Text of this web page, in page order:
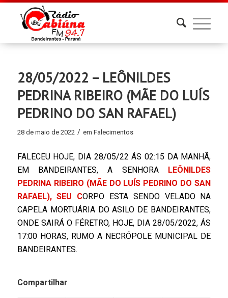
28/05/2022 – LEÔNILDES
PEDRINA RIBEIRO (MÃE DO LUÍS
PEDRINO DO SAN RAFAEL)
28 de maio de 2022 / em Falecimentos
FALECEU HOJE, DIA 28/05/22 ÁS 02:15 DA MANHÃ,
EM BANDEIRANTES, A SENHORA LEÔNILDES
PEDRINA RIBEIRO (MÃE DO LUÍS PEDRINO DO SAN
RAFAEL),SEU CORPO ESTA SENDO VELADO NA
CAPELA MORTUÁRIA DO ASILO DE BANDEIRANTES,
ONDE SAIRÁ O FÉRETRO, HOJE, DIA 28/05/2022, ÁS
17:00 HORAS, RUMO A NECRÓPOLE MUNICIPAL DE
BANDEIRANTES.
Compartilhar